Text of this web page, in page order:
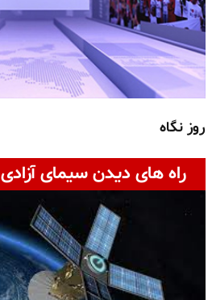
روز نگاه
راه های دیدن سیمای آزادی